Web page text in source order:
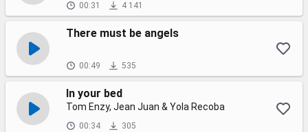
00:31 4 141
There must be angels
00:49 535
In your bed
Tom Enzy, Jean Juan & Yola Recoba
00:34 305